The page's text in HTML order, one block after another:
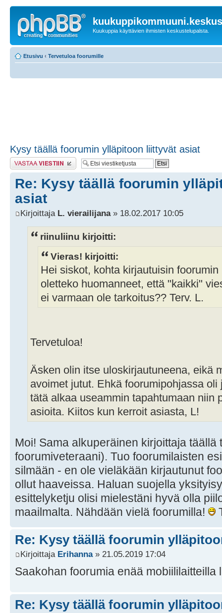
Kuukuppia käyttävien ihmisten keskustelupalsta.
Etusivu ‹ Tervetuloa foorumille
Kysy täällä foorumin ylläpitoon liittyvät asiat
Lähetä vastaus
Re: Kysy täällä foorumin
asiat
Kirjoittaja L. vierailijana» 18.02.2017 10:05
riinuliinu kirjoitti:
Vieras! kirjoitti:
Hei siskot, kohta kirjautuisin
oletteko huomanneet, että "kaikki"
ei varmaan ole tarkoitus?? Terv. L.
Tervetuloa!
Äsken olin itse uloskirjautuneena, eikä
avoimet jutut. Ehkä foorumipohjassa
tätä alkaa useammin tapahtumaan niin
asioita. Kiitos kun kerroit asiasta, L!
Moi! Sama alkuperäinen kirjoittaja täällä
foorumiveteraani). Tuo foorumilaisten
silmään - en ole vieläkään kirjautunut
ollut haaveissa. Haluan suojella
esittelyketju olisi mielestäni hyvä olla
maailmalta. Nähdään vielä foorumilla!
Re: Kysy täällä foorumin
Kirjoittaja Erihanna» 21.05.2019 17:04
Saakohan foorumia enää mobiililaitteilla
Re: Kysy täällä foorumin